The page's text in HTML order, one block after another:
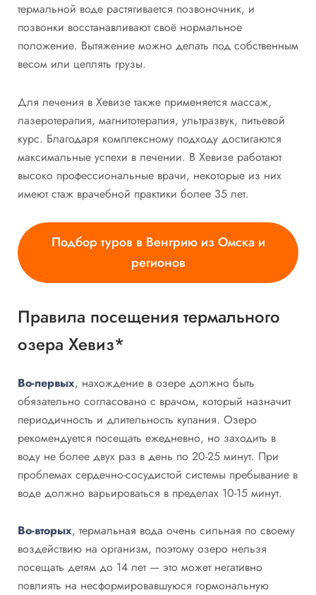
термальной воде растягивается позвоночник, и
позвонки восстанавливают своё нормальное
положение. Вытяжение можно делать под собственным
весом или цеплять грузы.
Для лечения в Хевизе также применяется массаж,
лазеротерапия, магнитотерапия, ультразвук, питьевой
курс. Благодаря комплексному подходу достигаются
максимальные успехи в лечении. В Хевизе работают
высоко профессиональные врачи, некоторые из них
имеют стаж врачебной практики более 35 лет.
Подбор туров в Венгрию из Омска и
регионов
Правила посещения термального
озера Хевиз*
Во-первых, нахождение в озере должно быть
обязательно согласовано с врачом, который назначит
периодичность и длительность купания. Озеро
рекомендуется посещать ежедневно, но заходить в
воду не более двух раз в день по 20-25 минут. При
проблемах сердечно-сосудистой системы пребывание в
воде должно варьироваться в пределах 10-15 минут.
Во-вторых, термальная вода очень сильная по своему
воздействию на организм, поэтому озеро нельзя
посещать детям до 14 лет — это может негативно
повлиять на несформировавшуюся гормональную